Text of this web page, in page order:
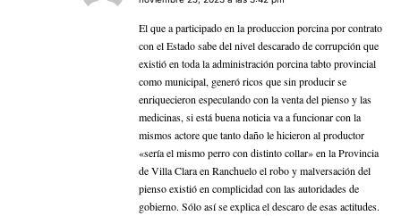
El que a participado en la produccion porcina por contrato
con el Estado sabe del nivel descarado de corrupción que
existió en toda la administración porcina tabto provincial
como municipal, generó ricos que sin producir se
enriquecieron especulando con la venta del pienso y las
medicinas, si está buena noticia va a funcionar con la
mismos actore que tanto daño le hicieron al productor
«sería el mismo perro con distinto collar» en la Provincia
de Villa Clara en Ranchuelo el robo y malversación del
pienso existió en complicidad con las autoridades de
gobierno. Sólo así se explica el descaro de esas actitudes.